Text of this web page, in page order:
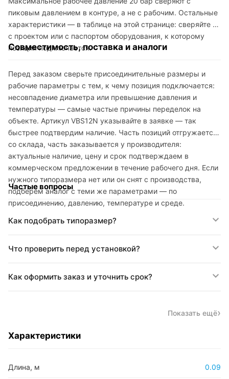
пиковым давлением в контуре, а не с рабочим. Остальные
характеристики — в таблице на этой странице: сверяйте их
с проектом или с паспортом оборудования, к которому
позиция подключается.
Совместимость, поставка и аналоги
Перед заказом сверьте присоединительные размеры и
рабочие параметры с тем, к чему позиция подключается:
несовпадение диаметра или превышение давления и
температуры — самые частые причины переделок на
объекте. Артикул VBS12N указывайте в заявке — так
быстрее подтвердим наличие. Часть позиций отгружается
со склада, часть заказывается у производителя:
актуальные наличие, цену и срок подтверждаем в
коммерческом предложении в течение рабочего дня. Если
нужного типоразмера нет или он снят с производства,
подберём аналог с теми же параметрами — по
присоединению, давлению, температуре и среде.
Частые вопросы
Как подобрать типоразмер?
Что проверить перед установкой?
Как оформить заказ и уточнить срок?
Показать ещё
Характеристики
Длина, м 0.09